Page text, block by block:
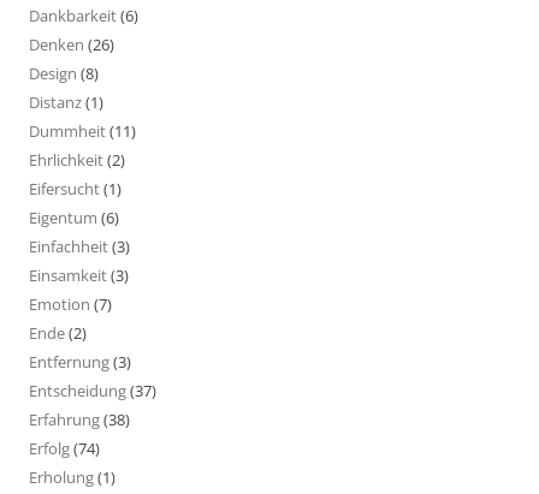
Dankbarkeit(6)
Denken (26)
Design (8)
Distanz(1)
Dummheit(11)
Ehrlichkeit(2)
Eifersucht(1)
Eigentum (6)
Einfachheit(3)
Einsamkeit(3)
Emotion (7)
Ende(2)
Entfernung(3)
Entscheidung(37)
Erfahrung(38)
Erfolg(74)
Erholung(1)